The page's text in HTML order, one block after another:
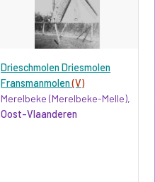
Drieschmolen Driesmolen
Fransmanmolen(V)
Merelbeke (Merelbeke-Melle),
Oost-Vlaanderen